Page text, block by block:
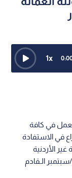
1x
في كافة
في الاستفادة
الأردنية
المهلة الـمحددة بـ 30 أيلول/سبتمبر الـقادم